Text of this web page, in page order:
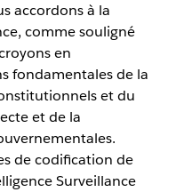
accordons à la
comme souligné
en
fondamentales de la
et du
et de la
de codification de
Surveillance